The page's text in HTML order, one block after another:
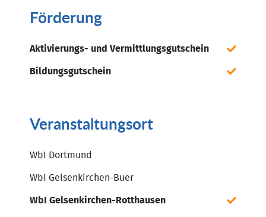
Förderung
Aktivierungs- und Vermittlungsgutschein
Bildungsgutschein
Veranstaltungsort
WbI Dortmund
WbI Gelsenkirchen-Buer
WbI Gelsenkirchen-Rotthausen